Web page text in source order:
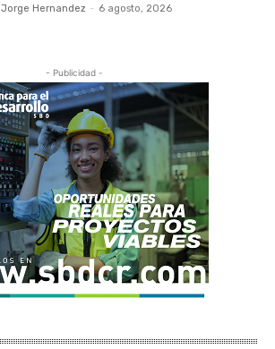
Jorge Hernandez - 6 agosto, 2026
- Publicidad -